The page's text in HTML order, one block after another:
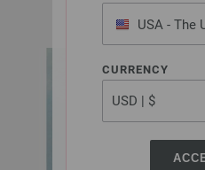
USA - The
of America
CURRENCY